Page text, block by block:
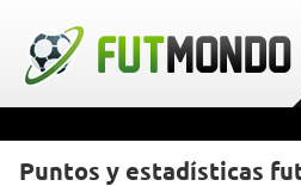
Puntos y estadísticas